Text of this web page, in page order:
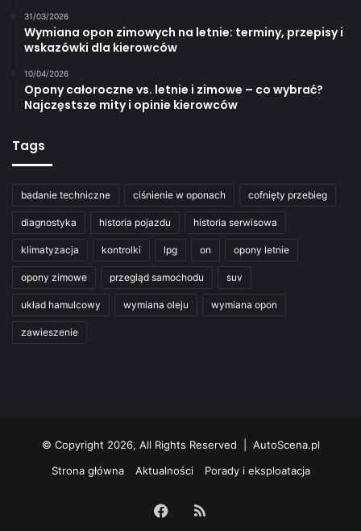
31/03/2026
Wymiana opon zimowych na letnie: terminy, przepisy i
wskazówki dla kierowców
10/04/2026
Opony całoroczne vs. letnie i zimowe – co wybrać?
Najczęstsze mity i opinie kierowców
Tags
badanie techniczne ciśnienie w oponach cofnięty przebieg
diagnostyka historia pojazdu historia serwisowa
klimatyzacja kontrolki lpg on opony letnie
opony zimowe przegląd samochodu suv
układ hamulcowy wymiana oleju wymiana opon
zawieszenie
© Copyright 2026, All Rights Reserved | AutoScena.pl
Strona główna
Aktualności Porady i eksploatacja
Facebook